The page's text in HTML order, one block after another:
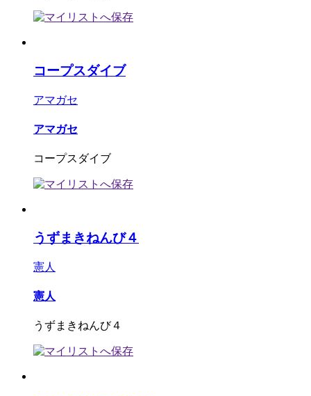
コープスダイブ
アマガセ
アマガセ
コープスダイブ
うずまきねんび４
憲人
憲人
うずまきねんび４